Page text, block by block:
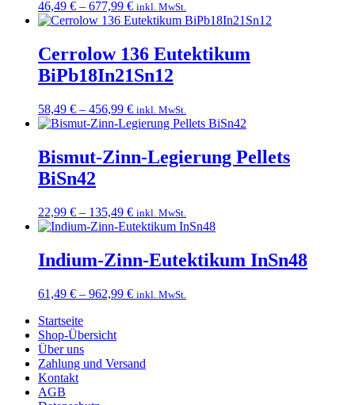
46,49 € – 677,99 €Preisspanne:
46,49 €
677,99 €
inkl. MwSt.
Cerrolow 136 Eutektikum
BiPb18In21Sn12
58,49 € – 456,99 €Preisspanne:
58,49 €
456,99 €
inkl. MwSt.
Bismut-Zinn-Legierung Pellets
BiSn42
22,99 € – 135,49 €Preisspanne:
22,99 €
135,49 €
inkl. MwSt.
Indium-Zinn-Eutektikum InSn48
61,49 € – 962,99 €Preisspanne:
inkl. MwSt.
Startseite
Shop-Übersicht
Über uns
Zahlung und Versand
Kontakt
AGB